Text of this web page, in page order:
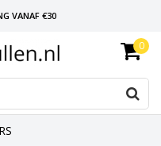
VANAF €30
RETOUR
0